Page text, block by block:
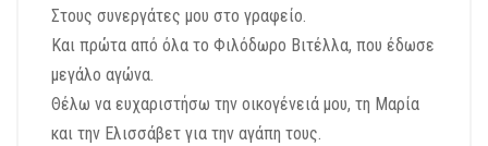
Στους συνεργάτες μου στο γραφείο.
Και πρώτα από όλα το Φιλόδωρο Βιτέλλα, που έδωσε
μεγάλο αγώνα.
Θέλω να ευχαριστήσω την οικογένειά μου, τη Μαρία
και την Ελισσάβετ για την αγάπη τους.